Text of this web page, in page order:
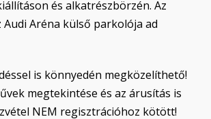
és alkatrészbörzén. Az
Audi Aréna külső parkolója ad
is könnyedén megközelíthető!
megtekintése és az árusítás is
NEM regisztrációhoz kötött!